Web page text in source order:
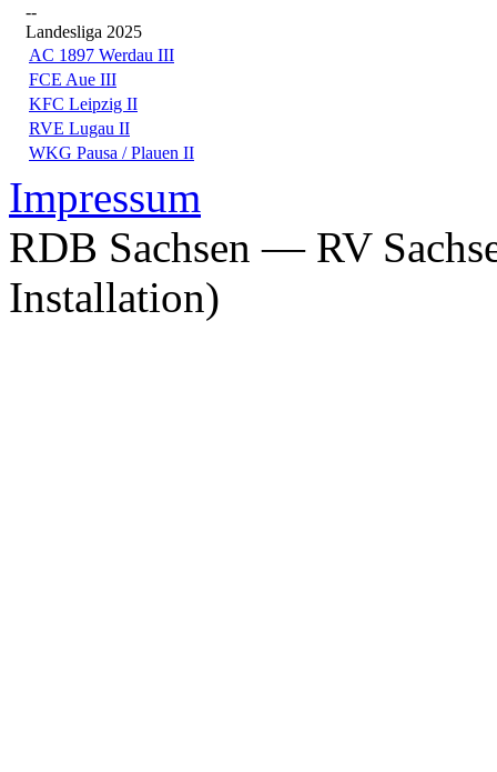
--
Landesliga 2025
AC 1897 Werdau III
FCE Aue III
KFC Leipzig II
RVE Lugau II
WKG Pausa / Plauen II
Impressum
RDB Sachsen — RV
Installation)